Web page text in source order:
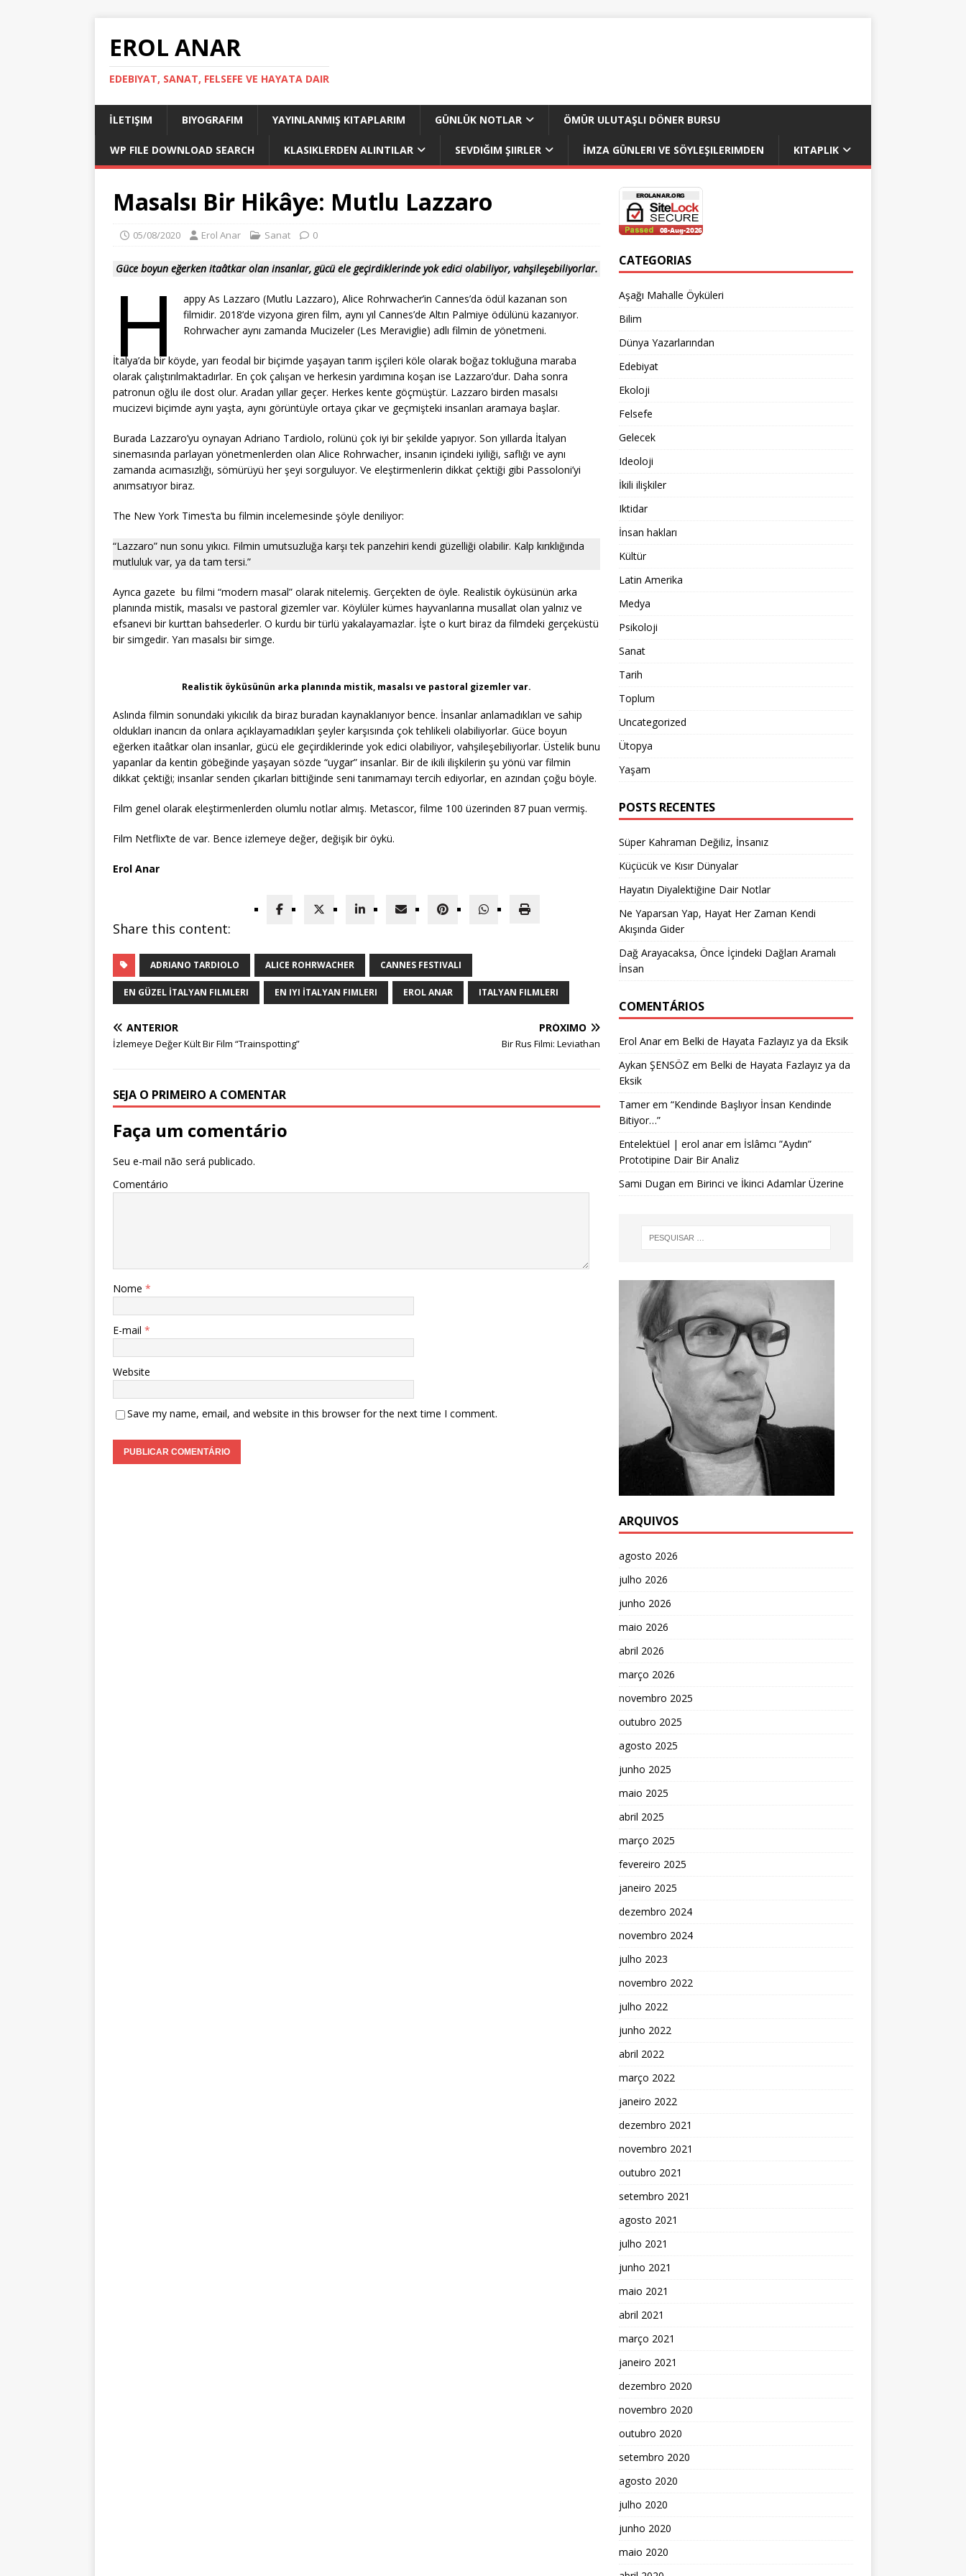
EROL ANAR
EDEBIYAT, SANAT, FELSEFE VE HAYATA DAIR
İLETIŞIM BIYOGRAFIM YAYINLANMIŞ KITAPLARIM GÜNLÜK NOTLAR ÖMÜR ULUTAŞLI DÖNER BURSU
WP FILE DOWNLOAD SEARCH KLASIKLERDEN ALINTILAR SEVDIĞIM ŞIIRLER İMZA GÜNLERI VE SÖYLEŞILERIMDEN KITAPLIK
Masalsı Bir Hikâye: Mutlu Lazzaro
05/08/2020 Erol Anar Sanat 0
Güce boyun eğerken itaâtkar olan insanlar, gücü ele geçirdiklerinde yok edici olabiliyor, vahşileşebiliyorlar.
H
appy As Lazzaro (Mutlu Lazzaro), Alice Rohrwacher’in Cannes’da ödül kazanan son
filmidir. 2018‘de vizyona giren film, aynı yıl Cannes’de Altın Palmiye ödülünü kazanıyor.
Rohrwacher aynı zamanda Mucizeler (Les Meraviglie) adlı filmin de yönetmeni.
İtalya’da bir köyde, yarı feodal bir biçimde yaşayan tarım işçileri köle olarak boğaz tokluğuna maraba
olarak çalıştırılmaktadırlar. En çok çalışan ve herkesin yardımına koşan ise Lazzaro’dur. Daha sonra
patronun oğlu ile dost olur. Aradan yıllar geçer. Herkes kente göçmüştür. Lazzaro birden masalsı
mucizevi biçimde aynı yaşta, aynı görüntüyle ortaya çıkar ve geçmişteki insanları aramaya başlar.
Burada Lazzaro’yu oynayan Adriano Tardiolo, rolünü çok iyi bir şekilde yapıyor. Son yıllarda İtalyan
sinemasında parlayan yönetmenlerden olan Alice Rohrwacher, insanın içindeki iyiliği, saflığı ve aynı
zamanda acımasızlığı, sömürüyü her şeyi sorguluyor. Ve eleştirmenlerin dikkat çektiği gibi Passoloni’yi
anımsatıyor biraz.
The New York Times’ta bu filmin incelemesinde şöyle deniliyor:
“Lazzaro” nun sonu yıkıcı. Filmin umutsuzluğa karşı tek panzehiri kendi güzelliği olabilir. Kalp kırıklığında
mutluluk var, ya da tam tersi.”
Ayrıca gazete bu filmi “modern masal” olarak nitelemiş. Gerçekten de öyle. Realistik öyküsünün arka
planında mistik, masalsı ve pastoral gizemler var. Köylüler kümes hayvanlarına musallat olan yalnız ve
efsanevi bir kurttan bahsederler. O kurdu bir türlü yakalayamazlar. İşte o kurt biraz da filmdeki gerçeküstü
bir simgedir. Yarı masalsı bir simge.
Realistik öyküsünün arka planında mistik, masalsı ve pastoral gizemler var.
Aslında filmin sonundaki yıkıcılık da biraz buradan kaynaklanıyor bence. İnsanlar anlamadıkları ve sahip
oldukları inancın da onlara açıklayamadıkları şeyler karşısında çok tehlikeli olabiliyorlar. Güce boyun
eğerken itaâtkar olan insanlar, gücü ele geçirdiklerinde yok edici olabiliyor, vahşileşebiliyorlar. Üstelik bunu
yapanlar da kentin göbeğinde yaşayan sözde “uygar” insanlar. Bir de ikili ilişkilerin şu yönü var filmin
dikkat çektiği; insanlar senden çıkarları bittiğinde seni tanımamayı tercih ediyorlar, en azından çoğu böyle.
Film genel olarak eleştirmenlerden olumlu notlar almış. Metascor, filme 100 üzerinden 87 puan vermiş.
Film Netflix’te de var. Bence izlemeye değer, değişik bir öykü.
Erol Anar
Share this content:
ADRIANO TARDIOLO ALICE ROHRWACHER CANNES FESTIVALI
EN GÜZEL İTALYAN FILMLERI EN IYI İTALYAN FIMLERI EROL ANAR ITALYAN FILMLERI
ANTERIOR
İzlemeye Değer Kült Bir Film “Trainspotting”
PRÓXIMO
Bir Rus Filmi: Leviathan
SEJA O PRIMEIRO A COMENTAR
Faça um comentário
Seu e-mail não será publicado.
Comentário
Nome *
E-mail *
Website
Save my name, email, and website in this browser for the next time I comment.
CATEGORIAS
Aşağı Mahalle Öyküleri
Bilim
Dünya Yazarlarından
Edebiyat
Ekoloji
Felsefe
Gelecek
Ideoloji
İkili ilişkiler
Iktidar
İnsan hakları
Kültür
Latin Amerika
Medya
Psikoloji
Sanat
Tarih
Toplum
Uncategorized
Ütopya
Yaşam
POSTS RECENTES
Süper Kahraman Değiliz, İnsanız
Küçücük ve Kısır Dünyalar
Hayatın Diyalektiğine Dair Notlar
Ne Yaparsan Yap, Hayat Her Zaman Kendi
Akışında Gider
Dağ Arayacaksa, Önce İçindeki Dağları Aramalı
İnsan
COMENTÁRIOS
Erol Anarem Belki de Hayata Fazlayız ya da Eksik
Aykan ŞENSÖZ em Belki de Hayata Fazlayız ya da
Eksik
Tamerem “Kendinde Başlıyor İnsan Kendinde
Bitiyor…”
Entelektüel | erol anarem İslâmcı ”Aydın”
Prototipine Dair Bir Analiz
Sami Dugan em Birinci ve İkinci Adamlar Üzerine
ARQUIVOS
agosto 2026
julho 2026
junho 2026
maio 2026
abril 2026
março 2026
novembro 2025
outubro 2025
agosto 2025
junho 2025
maio 2025
abril 2025
março 2025
fevereiro 2025
janeiro 2025
dezembro 2024
novembro 2024
julho 2023
novembro 2022
julho 2022
junho 2022
abril 2022
março 2022
janeiro 2022
dezembro 2021
novembro 2021
outubro 2021
setembro 2021
agosto 2021
julho 2021
junho 2021
maio 2021
abril 2021
março 2021
janeiro 2021
dezembro 2020
novembro 2020
outubro 2020
setembro 2020
agosto 2020
julho 2020
junho 2020
maio 2020